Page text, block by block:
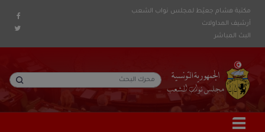
مكتبة هشام جعيّط لمجلس نواب الشعب
أرشيف المداولات
البث المباشر